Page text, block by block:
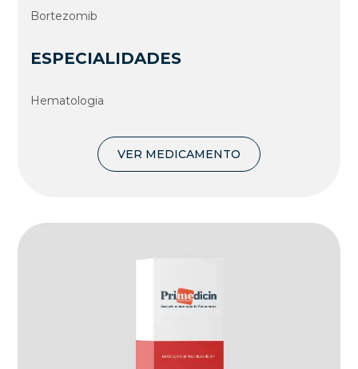
Bortezomib
ESPECIALIDADES
Hematologia
VER MEDICAMENTO